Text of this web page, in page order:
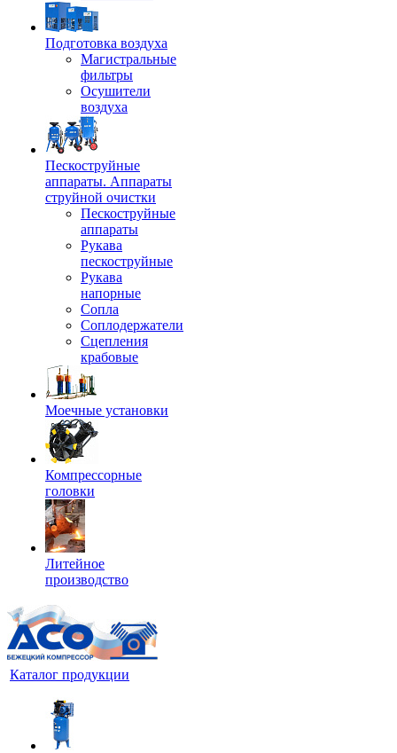
Подготовка воздуха
Магистральные
фильтры
Осушители
воздуха
Пескоструйные
аппараты. Аппараты
струйной очистки
Пескоструйные
аппараты
Рукава
пескоструйные
Рукава
напорные
Сопла
Соплодержатели
Сцепления
крабовые
Моечные установки
Компрессорные
головки
Литейное
производство
Каталог продукции